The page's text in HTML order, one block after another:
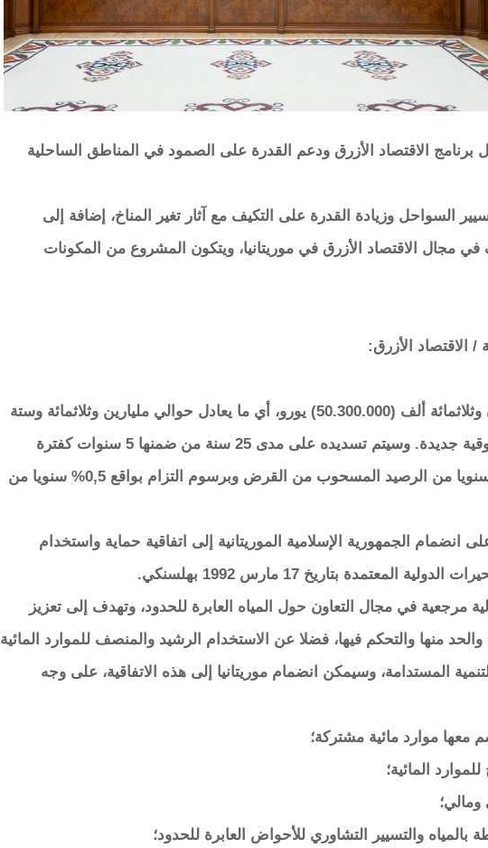
برنامج الاقتصاد الأزرق ودعم القدرة على الصمود في المناطق الساحلية
السواحل وزيادة القدرة على التكيف مع آثار تغير المناخ، إضافة إلى
الاقتصاد الأزرق في موريتانيا، ويتكون المشروع من المكونات
/ الاقتصاد الأزرق:
ويبلغ القرض الحالي خمسين مليون وثلاثمائة ألف (50.300.000) يورو، أي ما يعادل حوالي مليارين وثلاثمائة وستة
وخمسين مليونا (2.356.000.000) أوقية جديدة. وسيتم تسديده على مدى 25 سنة من ضمنها 5 سنوات كفترة
سماح، مع نسبة فائدة بواقع 1,5% سنويا من الرصيد المسحوب من القرض وبرسوم التزام بواقع 0,5% سنويا من
الجمهورية الإسلامية الموريتانية إلى اتفاقية حماية واستخدام
المعتمدة بتاريخ 17 مارس 1992 بهلسنكي.
مرجعية في مجال التعاون حول المياه العابرة للحدود، وتهدف إلى تعزيز
والحد منها والتحكم فيها، فضلا عن الاستخدام الرشيد والمنصف للموارد المائية
المستدامة، وسيمكن انضمام موريتانيا إلى هذه الاتفاقية، على وجه
معها موارد مائية مشتركة؛
المائية؛
بالمياه والتسيير التشاوري للأحواض العابرة للحدود؛